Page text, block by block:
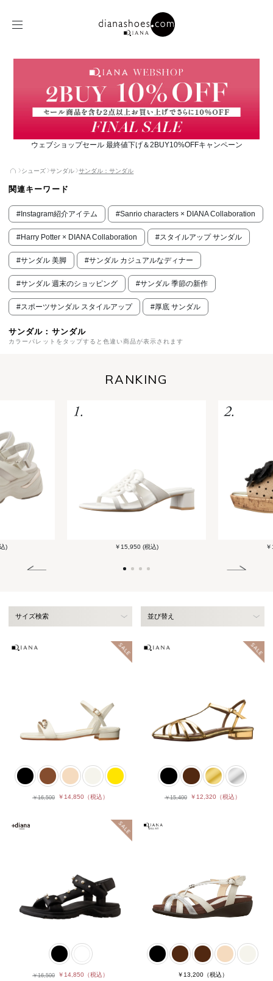
ウェブショップセール 最終値下げ＆2BUY10%OFFキャンペーン
シューズ サンダル サンダル：サンダル
関連キーワード
#Instagram紹介アイテム #Sanrio characters × DIANA Collaboration
#Harry Potter × DIANA Collaboration #スタイルアップ サンダル
#サンダル 美脚 #サンダル カジュアルなディナー
#サンダル 週末のショッピング #サンダル 季節の新作
#スポーツサンダル スタイルアップ #厚底 サンダル
サンダル：サンダル
カラーパレットをタップすると色違い商品が表示されます
RANKING
) ￥15,950 (税込)
サイズ検索 並び替え
￥16,500 ￥14,850 （税込） ￥15,400 ￥12,320（税込）
￥16,500 ￥14,850 （税込） ￥13,200（税込）